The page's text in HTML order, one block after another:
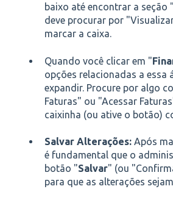
baixo até encontrar a seção "
deve procurar por
marcar a caixa.
Quando você clicar em "
opções relacionadas a essa
expandir. Procure por algo
Faturas" ou "Acessar
caixinha (ou ative o botão)
Salvar Alterações: Após
é fundamental que o
botão "Salvar" (ou
para que as alterações